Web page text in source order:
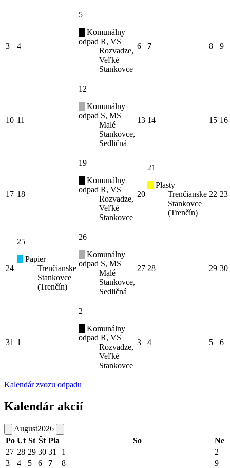
3 4
5
Komunálny
odpad R, VS
Rozvadze,
Veľké
Stankovce
6 7 8 9
10 11
12
Komunálny
odpad S, MS
Malé
Stankovce,
Sedličná
13 14 15 16
17 18
19
Komunálny
odpad R, VS
Rozvadze,
Veľké
Stankovce
20
21
Plasty
Trenčianske
Stankovce
(Trenčín)
22 23
24
25
Papier
Trenčianske
Stankovce
(Trenčín)
26
Komunálny
odpad S, MS
Malé
Stankovce,
Sedličná
27 28 29 30
31 1
2
Komunálny
odpad R, VS
Rozvadze,
Veľké
Stankovce
3 4 5 6
Kalendár zvozu odpadu
Kalendár akcií
August2026
Po Ut St Št Pia So
Ne
27 28 29 30 31 1
2
3
4 5 6 7 8
9